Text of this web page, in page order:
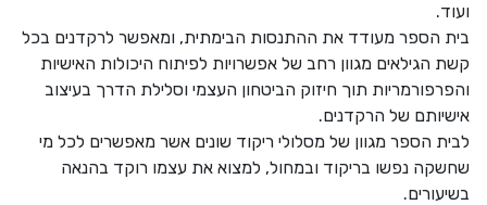
ועוד.
בית הספר מעודד את ההתנסות הבימתית, ומאפשר לרקדנים בכל
קשת הגילאים מגוון רחב של אפשרויות לפיתוח היכולות האישיות
והפרפורמריות תוך חיזוק הביטחון העצמי וסלילת הדרך בעיצוב
אישיותם של הרקדנים.
לבית הספר מגוון של מסלולי ריקוד שונים אשר מאפשרים לכל מי
שחשקה נפשו בריקוד ובמחול, למצוא את עצמו רוקד בהנאה
בשיעורים.